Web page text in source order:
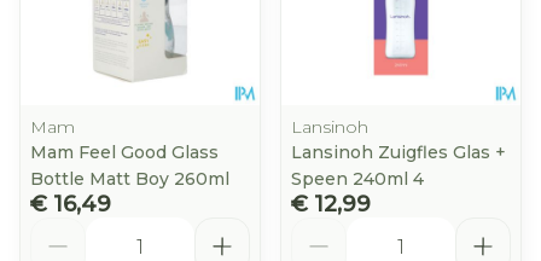
Mam
Mam Feel Good Glass
Bottle Matt Boy 260ml
€ 16,49
Lansinoh
Lansinoh Zuigfles Glas +
Speen 240ml 4
€ 12,99